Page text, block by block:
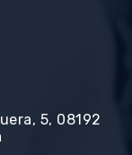
5, 08192